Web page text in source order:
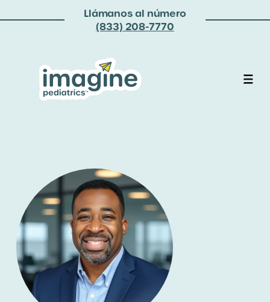
Llámanos al número
(833) 208-7770